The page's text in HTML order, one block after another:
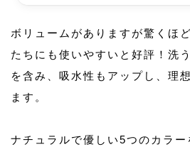
ボリュームがありますが驚くほ
たちにも使いやすいと好評！洗
を含み、吸水性もアップし、理
ます。
ナチュラルで優しい5つのカラ